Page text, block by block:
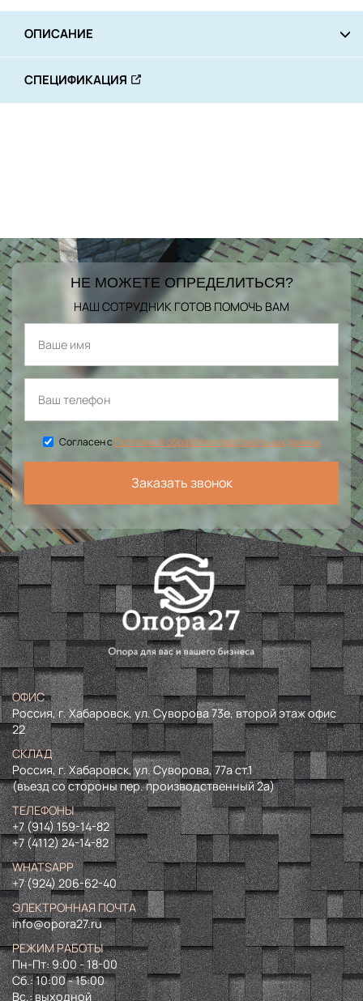
ОПИСАНИЕ
СПЕЦИФИКАЦИЯ
НЕ МОЖЕТЕ ОПРЕДЕЛИТЬСЯ?
НАШ СОТРУДНИК ГОТОВ ПОМОЧЬ ВАМ
Согласен сПолитикой обработки персональных данных
Заказать звонок
ОФИС
Россия, г. Хабаровск, ул. Суворова 73е, второй этаж офис
22
СКЛАД
Россия, г. Хабаровск, ул. Суворова, 77а ст.1
(въезд со стороны пер. производственный 2а)
ТЕЛЕФОНЫ
+7 (914) 159-14-82
+7 (4112) 24-14-82
WHATSAPP
+7 (924) 206-62-40
ЭЛЕКТРОННАЯ ПОЧТА
info@opora27.ru
РЕЖИМ РАБОТЫ
Пн-Пт: 9:00 - 18-00
Сб.: 10:00 - 15:00
Вс.: выходной